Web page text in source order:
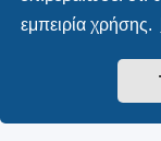
εμπειρία χρήσης.